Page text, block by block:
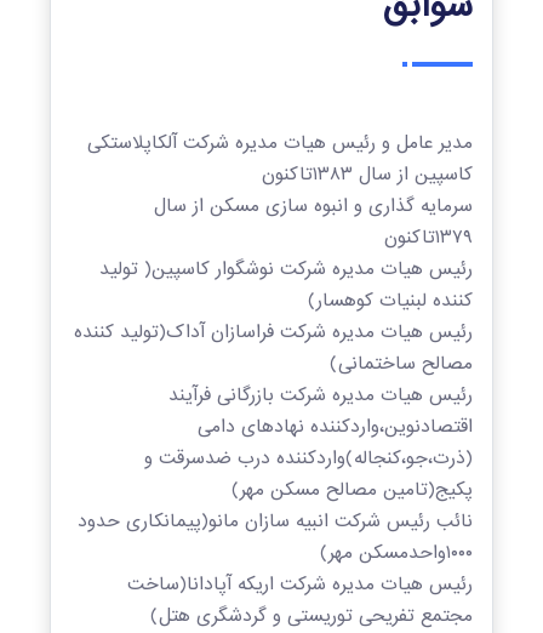
مدیر عامل و رئیس هیات مدیره شرکت آلکاپلاستکی
کاسپین از سال ۱۳۸۳تاکنون
سرمایه گذاری و انبوه سازی مسکن از سال
۱۳۷۹تاکنون
رئیس هیات مدیره شرکت نوشگوار کاسپین( تولید
کننده لبنیات کوهسار)
رئیس هیات مدیره شرکت فراسازان آداک(تولید کننده
مصالح ساختمانی)
رئیس هیات مدیره شرکت بازرگانی فرآیند
اقتصادنوین،واردکننده نهادهای دامی
(ذرت،جو،کنجاله)واردکننده درب ضدسرقت و
پکیج(تامین مصالح مسکن مهر)
نائب رئیس شرکت انبیه سازان مانو(پیمانکاری حدود
۱۰۰۰واحدمسکن مهر)
رئیس هیات مدیره شرکت اریکه آپادانا(ساخت
مجتمع تفریحی توریستی و گردشگری هتل)